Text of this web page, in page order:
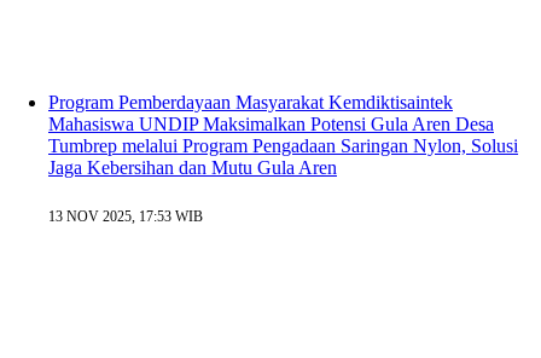
Program Pemberdayaan Masyarakat Kemdiktisaintek
Mahasiswa UNDIP Maksimalkan Potensi Gula Aren Desa
Tumbrep melalui Program Pengadaan Saringan Nylon, Solusi
Jaga Kebersihan dan Mutu Gula Aren
13 NOV 2025, 17:53 WIB